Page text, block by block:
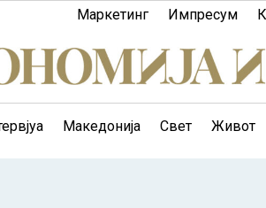
Маркетинг Импресум
Македонија Свет Живот